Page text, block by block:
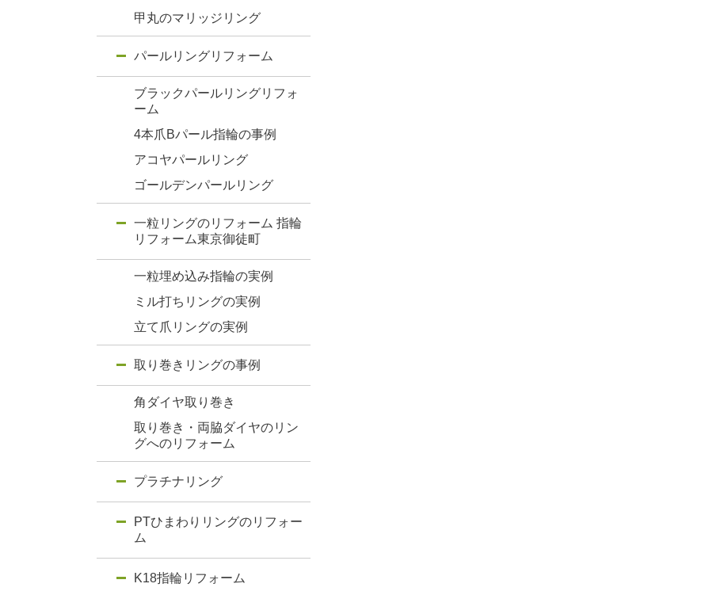
甲丸のマリッジリング
パールリングリフォーム
ブラックパールリングリフォ
ーム
4本爪Bパール指輪の事例
アコヤパールリング
ゴールデンパールリング
一粒リングのリフォーム 指輪
リフォーム東京御徒町
一粒埋め込み指輪の実例
ミル打ちリングの実例
立て爪リングの実例
取り巻きリングの事例
角ダイヤ取り巻き
取り巻き・両脇ダイヤのリン
グへのリフォーム
プラチナリング
PTひまわりリングのリフォー
ム
K18指輪リフォーム